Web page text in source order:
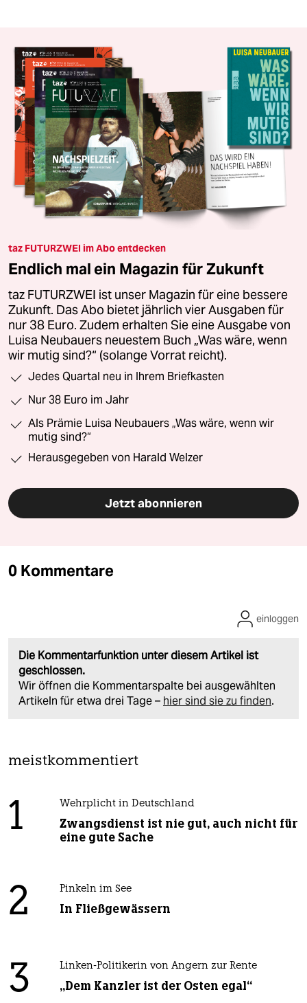
taz FUTURZWEI im Abo entdecken
Endlich mal ein Magazin für Zukunft
taz FUTURZWEI ist unser Magazin für eine bessere
Zukunft. Das Abo bietet jährlich vier Ausgaben für
nur 38 Euro. Zudem erhalten Sie eine Ausgabe von
Luisa Neubauers neuestem Buch „Was wäre, wenn
wir mutig sind?“ (solange Vorrat reicht).
Jedes Quartal neu in Ihrem Briefkasten
Nur 38 Euro im Jahr
Als Prämie Luisa Neubauers „Was wäre, wenn wir
mutig sind?“
Herausgegeben von Harald Welzer
Jetzt abonnieren
0 Kommentare
Die Kommentarfunktion unter diesem Artikel ist
geschlossen.
Wir öffnen die Kommentarspalte bei ausgewählten
Artikeln für etwa drei Tage – hier sind sie zu finden.
einloggen
meistkommentiert
1 Wehrplicht in Deutschland
Zwangsdienst ist nie gut, auch nicht für
eine gute Sache
2 Pinkeln im See
In Fließgewässern
3 Linken-Politikerin von Angern zur Rente
„Dem Kanzler ist der Osten egal“